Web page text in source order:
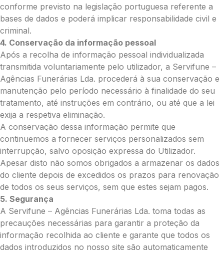
Contacto telefónico*
O seu email*
Mensagem a constar no cartão
Pedidos/Informações adicionais
Total:
0.00
Enviar Flores
conforme previsto na legislação portuguesa referente a
bases de dados e poderá implicar responsabilidade civil e
criminal.
4. Conservação da informação pessoal
Após a recolha de informação pessoal individualizada
transmitida voluntariamente pelo utilizador, a Servifune –
Agências Funerárias Lda. procederá à sua conservação e
manutenção pelo período necessário à finalidade do seu
tratamento, até instruções em contrário, ou até que a lei
exija a respetiva eliminação.
A conservação dessa informação permite que
continuemos a fornecer serviços personalizados sem
interrupção, salvo oposição expressa do Utilizador.
Apesar disto não somos obrigados a armazenar os dados
do cliente depois de excedidos os prazos para renovação
de todos os seus serviços, sem que estes sejam pagos.
5. Segurança
A Servifune – Agências Funerárias Lda. toma todas as
precauções necessárias para garantir a proteção da
informação recolhida ao cliente e garante que todos os
dados introduzidos no nosso site são automaticamente